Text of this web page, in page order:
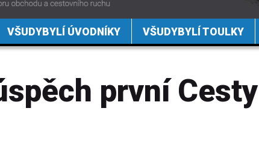
VŠUDYBYLÍ ÚVODNÍKY VŠUDYBYLÍ TOULKY
první Cesty